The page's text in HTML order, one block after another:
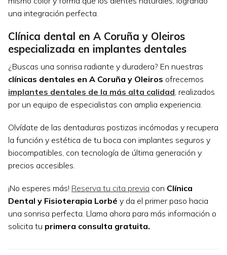
una integración perfecta.
Clínica dental en A Coruña y Oleiros
especializada en implantes dentales
¿Buscas una sonrisa radiante y duradera? En nuestras
clínicas dentales en A Coruña y Oleiros ofrecemos
implantes dentales de la más alta calidad, realizados
por un equipo de especialistas con amplia experiencia.
Olvídate de las dentaduras postizas incómodas y recupera
la función y estética de tu boca con implantes seguros y
biocompatibles, con tecnología de última generación y
precios accesibles.
¡No esperes más! Reserva tu cita previa con Clínica
Dental y Fisioterapia Lorbé y da el primer paso hacia
una sonrisa perfecta. Llama ahora para más información o
solicita tu primera consulta gratuita.